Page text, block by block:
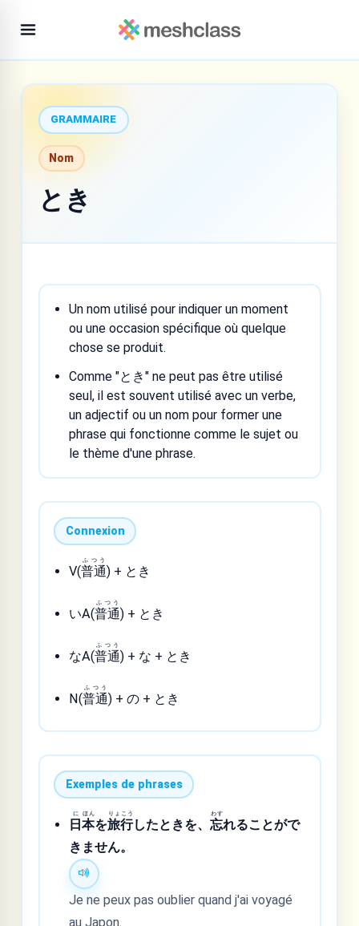
GRAMMAIRE
Nom
とき
Un nom utilisé pour indiquer un moment
ou une occasion spécifique où quelque
chose se produit.
Comme "とき" ne peut pas être utilisé
seul, il est souvent utilisé avec un verbe,
un adjectif ou un nom pour former une
phrase qui fonctionne comme le sujet ou
le thème d'une phrase.
Connexion
V(普通
ふつう
) + とき
いA(普通
ふつう
) + とき
なA(普通
ふつう
) + な + とき
N(普通
ふつう
) + の + とき
Exemples de phrases
日
に
本
ほん
を旅
りょ
行
こう
したときを、忘
わす
れることがで
きません。
Je ne peux pas oublier quand j'ai voyagé
au Japon.